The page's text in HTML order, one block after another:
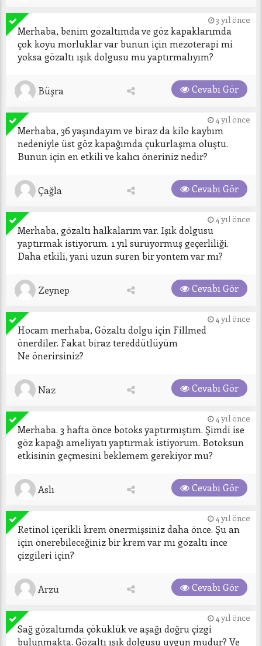
3 yıl önce
Merhaba, benim gözaltımda ve göz kapaklarımda
çok koyu morluklar var bunun için mezoterapi mi
Büşra Cevabı Gör
4 yıl önce
Merhaba, 36 yaşındayım ve biraz da kilo kaybım
nedeniyle üst göz kapağımda çukurlaşma oluştu.
Bunun için en etkili ve kalıcı öneriniz nedir?
Çağla Cevabı Gör
4 yıl önce
Merhaba, gözaltı halkalarım var. Işık dolgusu
yaptırmak istiyorum. 1 yıl sürüyormuş geçerliliği.
Daha etkili, yani uzun süren bir yöntem var mı?
Zeynep Cevabı Gör
4 yıl önce
Hocam merhaba, Gözaltı dolgu için Fillmed
önerdiler. Fakat biraz tereddütlüyüm
Naz Cevabı Gör
4 yıl önce
Merhaba. 3 hafta önce botoks yaptırmıştım. Şimdi ise
göz kapağı ameliyatı yaptırmak istiyorum. Botoksun
etkisinin geçmesini beklemem gerekiyor mu?
Aslı Cevabı Gör
4 yıl önce
Retinol içerikli krem önermişsiniz daha önce. Şu an
için önerebileceğiniz bir krem var mı gözaltı ince
çizgileri için?
Arzu Cevabı Gör
4 yıl önce
Sağ gözaltımda çöküklük ve aşağı doğru çizgi
bulunmakta. Gözaltı ışık dolgusu uygun mudur? Ve